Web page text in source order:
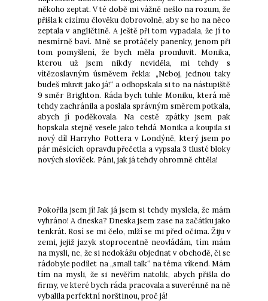
někoho zeptat. V té době mi vážně nešlo na rozum, že
přišla k cizímu člověku dobrovolně, aby se ho na něco
zeptala v angličtině. A ještě při tom vypadala, že jí to
nesmírně baví. Mně se protáčely panenky, jenom při
tom pomyšlení, že bych měla promluvit. Monika,
kterou už jsem nikdy neviděla, mi tehdy s
vítězoslavným úsměvem řekla: „Neboj, jednou taky
budeš mluvit jako já!“ a odhopskala si to na nástupiště
9 směr Brighton. Ráda bych tuhle Moniku, která mě
tehdy zachránila a poslala správným směrem potkala,
abych jí poděkovala. Na cestě zpátky jsem pak
hopskala stejně vesele jako tehdá Monika a koupila si
nový díl Harryho Pottera v Londýně, který jsem po
pár měsících opravdu přečetla a vypsala 3 tlusté bloky
nových slovíček. Páni, jak já tehdy ohromně chtěla!
Pokořila jsem jí! Jak já jsem si tehdy myslela, že mám
vyhráno! A dneska? Dneska jsem zase na začátku jako
tenkrát. Rosí se mi čelo, mlží se mi před očima. Žiju v
zemi, jejiž jazyk stoprocentně neovládám, tím mám
na mysli, ne, že si nedokážu objednat v obchodě, či se
rádobyle podílet na „small talk“ na téma víkend. Mám
tím na mysli, že si nevěřím natolik, abych přišla do
firmy, ve které bych ráda pracovala a suverénně na ně
vybalila perfektní norštinou, proč já!